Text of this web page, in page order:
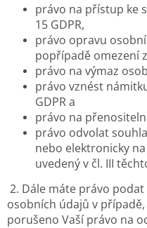
právo na přístup ke
15 GDPR,
právo opravu
popřípadě omezení
právo na výmaz
právo vznést
GDPR a
právo na
právo odvolat
nebo elektronicky
uvedený v čl. III
2. Dále máte právo
osobních údajů v
porušeno Vaší právo na